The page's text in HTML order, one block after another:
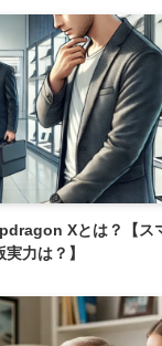
Xとは？【ス
力は？】